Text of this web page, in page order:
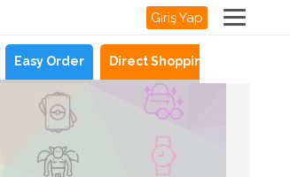
Giriş Yap
Easy Order Direct Shopping